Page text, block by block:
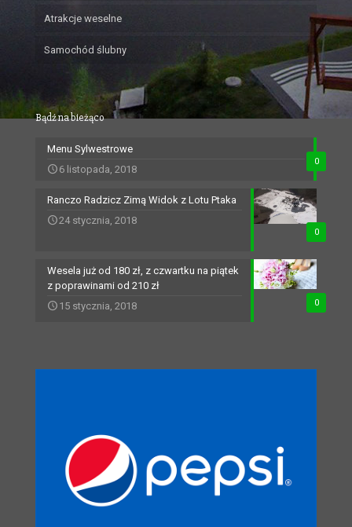
Atrakcje weselne
Samochód ślubny
Bądź na bieżąco
0
Menu Sylwestrowe
6 listopada, 2018
0
Ranczo Radzicz Zimą Widok z Lotu Ptaka
24 stycznia, 2018
0
Wesela już od 180 zł, z czwartku na piątek
z poprawinami od 210 zł
15 stycznia, 2018